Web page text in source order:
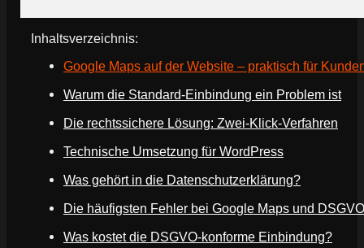
Inhaltsverzeichnis:
Google Maps auf der Website – praktisch für
Warum die Standard-Einbindung ein Problem ist
Die rechtssichere Lösung: Zwei-Klick-Verfahren
Technische Umsetzung für WordPress
Was gehört in die Datenschutzerklärung?
Die häufigsten Fehler bei Google Maps und DSGVO
Was kostet die DSGVO-konforme Einbindung?